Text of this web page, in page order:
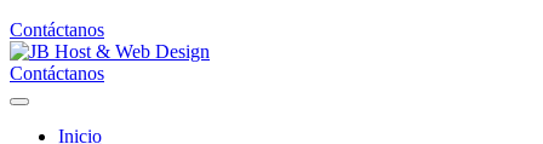
Contáctanos
Contáctanos
Inicio